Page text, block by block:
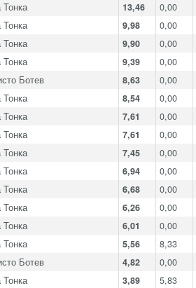
13,46 0,00
9,98 0,00
9,90 0,00
9,39 0,00
Ботев 8,63 0,00
8,54 0,00
7,61 0,00
7,61 0,00
7,45 0,00
6,94 0,00
6,68 0,00
6,26 0,00
6,01 0,00
5,56 8,33
Ботев 4,82 0,00
3,89 5,83